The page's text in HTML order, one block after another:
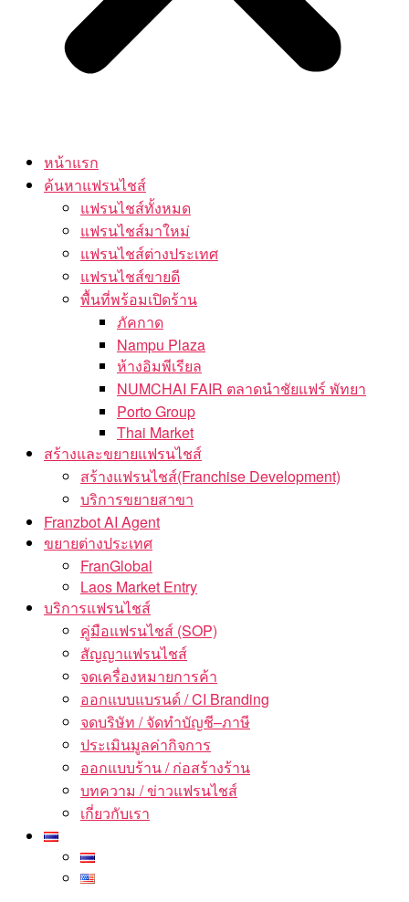
หน้าแรก
ค้นหาแฟรนไชส์
แฟรนไชส์ทั้งหมด
แฟรนไชส์มาใหม่
แฟรนไชส์ต่างประเทศ
แฟรนไชส์ขายดี
พื้นที่พร้อมเปิดร้าน
ภัคกาด
Nampu Plaza
ห้างอิมพีเรียล
NUMCHAI FAIR ตลาดนำชัยแฟร์ พัทยา
Porto Group
Thai Market
สร้างและขยายแฟรนไชส์
สร้างแฟรนไชส์(Franchise Development)
บริการขยายสาขา
Franzbot AI Agent
ขยายต่างประเทศ
FranGlobal
Laos Market Entry
บริการแฟรนไชส์
คู่มือแฟรนไชส์ (SOP)
สัญญาแฟรนไชส์
จดเครื่องหมายการค้า
ออกแบบแบรนด์ / CI Branding
จดบริษัท / จัดทำบัญชี–ภาษี
ประเมินมูลค่ากิจการ
ออกแบบร้าน / ก่อสร้างร้าน
บทความ / ข่าวแฟรนไชส์
เกี่ยวกับเรา